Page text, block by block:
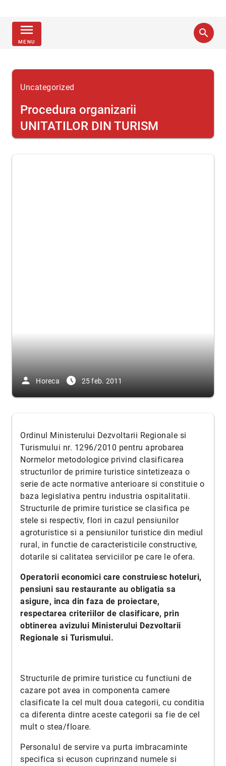
menu
MENU
search
Uncategorized
Procedura organizarii
UNITATILOR DIN TURISM
person Horeca access_time_filled 25 feb. 2011
Ordinul Ministerului Dezvoltarii Regionale si
Turismului nr. 1296/2010 pentru aprobarea
Normelor metodologice privind clasificarea
structurilor de primire turistice sintetizeaza o
serie de acte normative anterioare si constituie o
baza legislativa pentru industria ospitalitatii.
Structurile de primire turistice se clasifica pe
stele si respectiv, flori in cazul pensiunilor
agroturistice si a pensiunilor turistice din mediul
rural, in functie de caracteristicile constructive,
dotarile si calitatea serviciilor pe care le ofera.
Operatorii economici care construiesc hoteluri,
pensiuni sau restaurante au obligatia sa
asigure, inca din faza de proiectare,
respectarea criteriilor de clasificare, prin
obtinerea avizului Ministerului Dezvoltarii
Regionale si Turismului.
Structurile de primire turistice cu functiuni de
cazare pot avea in componenta camere
clasificate la cel mult doua categorii, cu conditia
ca diferenta dintre aceste categorii sa fie de cel
mult o stea/floare.
Personalul de servire va purta imbracaminte
specifica si ecuson cuprinzand numele si